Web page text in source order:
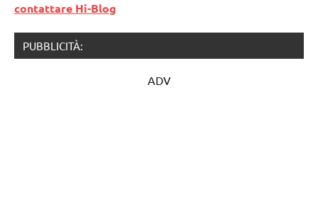
contattare Hi-Blog
PUBBLICITÀ:
ADV